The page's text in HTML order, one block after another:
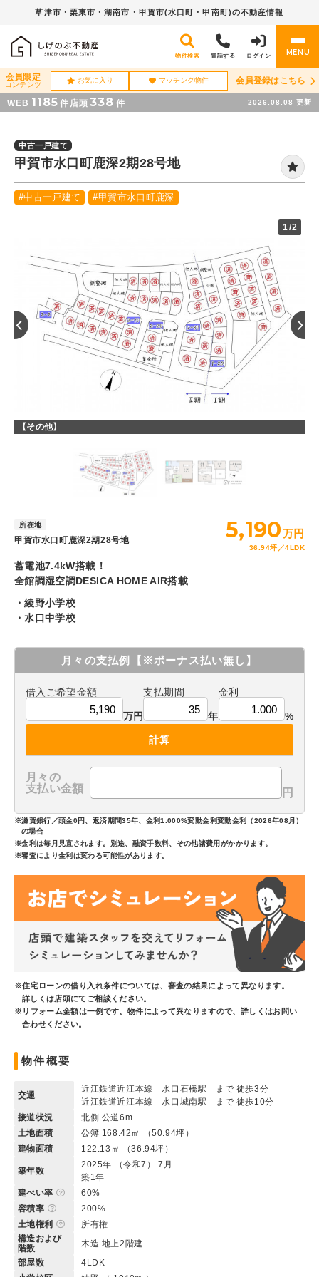
草津市・栗東市・湖南市・ 甲賀市(水口町・甲南町)の不動産情報
物件検索 電話する ログイン MENU
会員限定
コンテンツ
お気に入り マッチング物件 会員登録はこちら
WEB 1185 件 店頭 338 件 2026.08.08 更新
中古一戸建て
甲賀市水口町鹿深2期28号地
#中古一戸建て #甲賀市水口町鹿深
1/2
【その他】
所在地
甲賀市水口町鹿深2期28号地 5,190万円
36.94坪 4LDK
蓄電池7.4kW搭載！
全館調湿空調DESICA HOME AIR搭載
・綾野小学校
・水口中学校
月々の支払例 【※ボーナス払い無し】
借入ご希望金額
万円
支払期間
年
金利
%
計算
月々の
支払い金額
円
※滋賀銀行／頭金0円、返済期間35年、金利1.000%変動金利変動金利（2026年08月）
の場合
※金利は毎月見直されます。別途、融資手数料、その他諸費用がかかります。
※審査により金利は変わる可能性があります。
※住宅ローンの借り入れ条件については、審査の結果によって異なります。
詳しくは店頭にてご相談ください。
※リフォーム金額は一例です。物件によって異なりますので、詳しくはお問い
合わせください。
物件概要
交通
近江鉄道近江本線 水口石橋駅 まで 徒歩3分
近江鉄道近江本線 水口城南駅 まで 徒歩10分
接道状況
北側 公道6m
土地面積
公簿 168.42㎡ （50.94坪）
建物面積
122.13㎡ （36.94坪）
築年数
2025年 （令和7） 7月
築1年
建ぺい率
60%
容積率
200%
土地権利
所有権
構造および
階数
木造 地上2階建
部屋数
4LDK